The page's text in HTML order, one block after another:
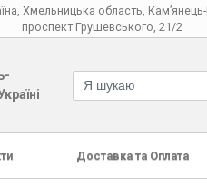
Хмельницька область
проспект Грушевського, 21/2
Доставка та Оплата